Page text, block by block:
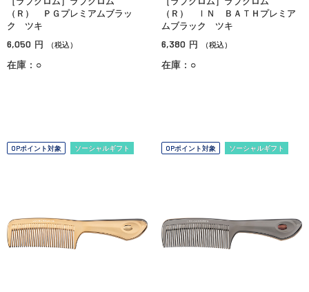
（Ｒ） ＰＧプレミアムブラッ
ク ツキ
6,050 円 （税込）
在庫：○
（Ｒ） ＩＮ ＢＡＴＨプレミア
ムブラック ツキ
6,380 円 （税込）
在庫：○
OPポイント対象 ソーシャルギフト OPポイント対象 ソーシャルギフト